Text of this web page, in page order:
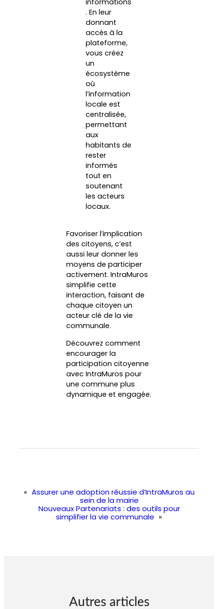
. En leur
donnant
accès à la
plateforme,
vous créez
un
écosystème
où
l’information
locale est
centralisée,
permettant
aux
habitants de
rester
informés
tout en
soutenant
les acteurs
locaux.
Favoriser l’implication
des citoyens, c’est
aussi leur donner les
moyens de participer
activement. IntraMuros
simplifie cette
interaction, faisant de
chaque citoyen un
acteur clé de la vie
communale.
Découvrez comment
encourager la
participation citoyenne
avec IntraMuros pour
une commune plus
dynamique et engagée.
« Assurer une adoption réussie d’IntraMuros au
sein de la mairie
Nouveaux Partenariats : des outils pour
simplifier la vie communale »
Autres articles